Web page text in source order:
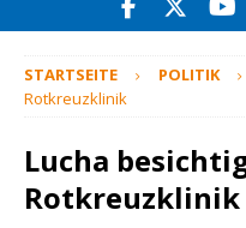
STARTSEITE POLITIK
Rotkreuzklinik
Lucha
Rotkreuzklinik